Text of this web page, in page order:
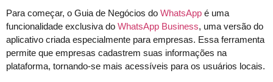
Para começar, o Guia de Negócios do WhatsApp é uma
funcionalidade exclusiva do WhatsApp Business, uma versão do
aplicativo criada especialmente para empresas. Essa ferramenta
permite que empresas cadastrem suas informações na
plataforma, tornando-se mais acessíveis para os usuários locais.